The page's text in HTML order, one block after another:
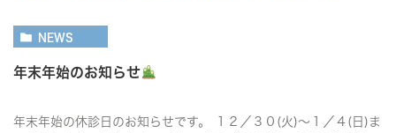
NEWS
年末年始のお知らせ
年末年始の休診日のお知らせです。 １２／３０(火)〜１／４(日)ま